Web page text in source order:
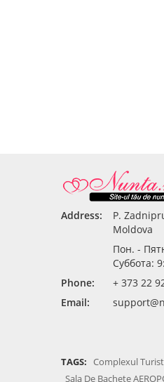
Address:
P.
Moldova
Пон. -
Суббота:
Phone:
+ 373 22
Email:
TAGS: Complexul
Sala De Bachete